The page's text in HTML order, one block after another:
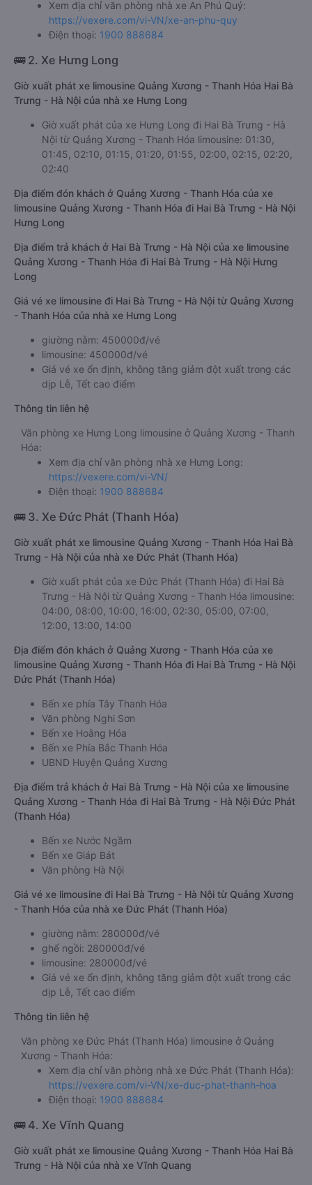
Xem địa chỉ văn phòng nhà xe An Phú Quý:
https://vexere.com/vi-VN/xe-an-phu-quy
Điện thoại: 1900 888684
🚌 2. Xe Hưng Long
Giờ xuất phát xe limousine Quảng Xương - Thanh Hóa Hai Bà
Trưng - Hà Nội của nhà xe Hưng Long
Giờ xuất phát của xe Hưng Long đi Hai Bà Trưng - Hà
Nội từ Quảng Xương - Thanh Hóa limousine: 01:30,
01:45, 02:10, 01:15, 01:20, 01:55, 02:00, 02:15, 02:20,
02:40
Địa điểm đón khách ở Quảng Xương - Thanh Hóa của xe
limousine Quảng Xương - Thanh Hóa đi Hai Bà Trưng - Hà Nội
Hưng Long
Địa điểm trả khách ở Hai Bà Trưng - Hà Nội của xe limousine
Quảng Xương - Thanh Hóa đi Hai Bà Trưng - Hà Nội Hưng
Long
Giá vé xe limousine đi Hai Bà Trưng - Hà Nội từ Quảng Xương
- Thanh Hóa của nhà xe Hưng Long
giường nằm: 450000đ/vé
limousine: 450000đ/vé
Giá vé xe ổn định, không tăng giảm đột xuất trong các
dịp Lễ, Tết cao điểm
Thông tin liên hệ
Văn phòng xe Hưng Long limousine ở Quảng Xương - Thanh
Hóa:
Xem địa chỉ văn phòng nhà xe Hưng Long:
https://vexere.com/vi-VN/
Điện thoại: 1900 888684
🚌 3. Xe Đức Phát (Thanh Hóa)
Giờ xuất phát xe limousine Quảng Xương - Thanh Hóa Hai Bà
Trưng - Hà Nội của nhà xe Đức Phát (Thanh Hóa)
Giờ xuất phát của xe Đức Phát (Thanh Hóa) đi Hai Bà
Trưng - Hà Nội từ Quảng Xương - Thanh Hóa limousine:
04:00, 08:00, 10:00, 16:00, 02:30, 05:00, 07:00,
12:00, 13:00, 14:00
Địa điểm đón khách ở Quảng Xương - Thanh Hóa của xe
limousine Quảng Xương - Thanh Hóa đi Hai Bà Trưng - Hà Nội
Đức Phát (Thanh Hóa)
Bến xe phía Tây Thanh Hóa
Văn phòng Nghi Sơn
Bến xe Hoằng Hóa
Bến xe Phía Bắc Thanh Hóa
UBND Huyện Quảng Xương
Địa điểm trả khách ở Hai Bà Trưng - Hà Nội của xe limousine
Quảng Xương - Thanh Hóa đi Hai Bà Trưng - Hà Nội Đức Phát
(Thanh Hóa)
Bến xe Nước Ngầm
Bến xe Giáp Bát
Văn phòng Hà Nội
Giá vé xe limousine đi Hai Bà Trưng - Hà Nội từ Quảng Xương
- Thanh Hóa của nhà xe Đức Phát (Thanh Hóa)
giường nằm: 280000đ/vé
ghế ngồi: 280000đ/vé
limousine: 280000đ/vé
Giá vé xe ổn định, không tăng giảm đột xuất trong các
dịp Lễ, Tết cao điểm
Thông tin liên hệ
Văn phòng xe Đức Phát (Thanh Hóa) limousine ở Quảng
Xương - Thanh Hóa:
Xem địa chỉ văn phòng nhà xe Đức Phát (Thanh Hóa):
https://vexere.com/vi-VN/xe-duc-phat-thanh-hoa
Điện thoại: 1900 888684
🚌 4. Xe Vĩnh Quang
Giờ xuất phát xe limousine Quảng Xương - Thanh Hóa Hai Bà
Trưng - Hà Nội của nhà xe Vĩnh Quang